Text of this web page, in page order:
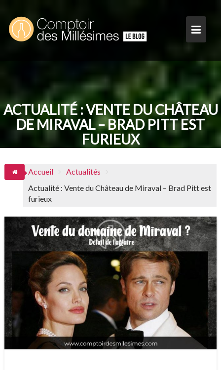
content
ACTUALITÉ : VENTE DU CHÂTEAU
DE MIRAVAL – BRAD PITT EST
FURIEUX
Accueil
Actualités
Actualité : Vente du Château de Miraval – Brad Pitt est
furieux